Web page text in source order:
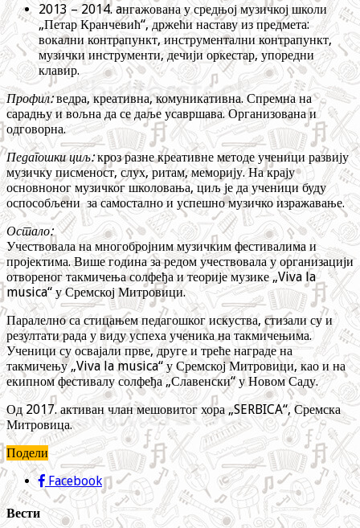
2013 – 2014. aнгажована у средњој музичкој школи
„Петар Кранчевић“, држећи наставу из предмета:
вокални контрапункт, инструментални контрапункт,
музички инструменти, дечији оркестар, упоредни
клавир.
Профил:ведра, креативна, комуникативна. Спремна на
сарадњу и вољна да се даље усавршава. Организована и
одговорна.
Педагошки циљ:кроз разне креативне методе ученици развију
музичку писменост, слух, ритам, меморију. На крају
основноног музичког школовања, циљ је да ученици буду
оспособљени за самостално и успешно музичко изражавање.
Остало:
Учествовала на многобројним музичким фестивалима и
пројектима. Више година за редом учествовала у организацији
отвореног такмичења солфеђа и теорије музике „Viva la
musica“ у Сремској Митровици.
Паралелно са стицањем педагошког искуства, стизали су и
резултати рада у виду успеха ученика на такмичењима.
Ученици су освајали прве, друге и треће награде на
такмичењу „Viva la musica“ у Сремској Митровици, као и на
екипном фестивалу солфеђа „Славенски“ у Новом Саду.
Од 2017. активан члан мешовитог хора „SERBICA“, Сремска
Митровица.
Подели
Facebook
Вести